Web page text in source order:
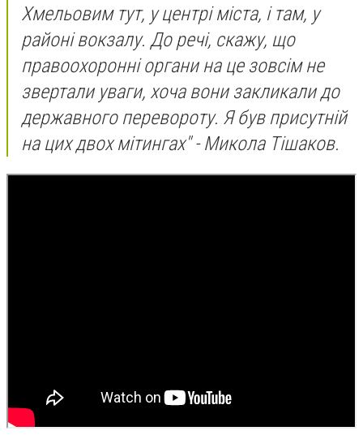
Хмельовим тут, у центрі міста, і там, у
районі вокзалу. До речі, скажу, що
правоохоронні органи на це зовсім не
звертали уваги, хоча вони закликали до
державного перевороту. Я був присутній
на цих двох мітингах" - Микола Тішаков.